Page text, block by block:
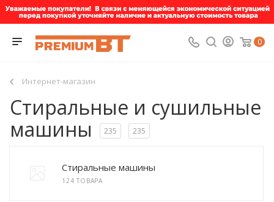
0
Интернет-магазин
Стиральные и сушильные
машины
235 235
Стиральные машины
124 ТОВАРА